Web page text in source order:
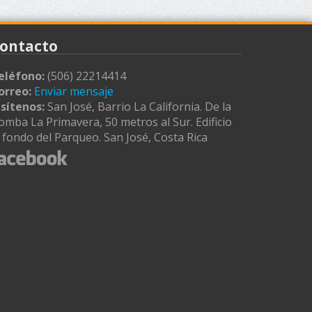
(506) 22214414
Enviar mensaje
San José, Barrio La California. De la
La Primavera, 50 metros al Sur. Edificio
del Parqueo. San José, Costa Rica